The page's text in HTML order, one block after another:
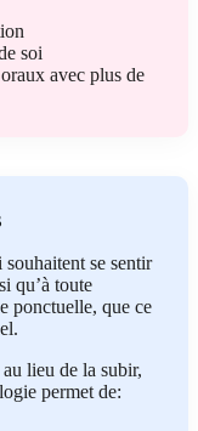
soi
avec plus de
souhaitent se sentir
qu’à toute
ponctuelle, que ce
lieu de la subir,
permet de: